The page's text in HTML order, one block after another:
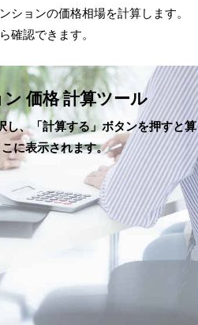
ションの価格相場を計算します。
確認できます。
価格 計算ツール
し、「計算する」ボタンを押すと算
に表示されます。